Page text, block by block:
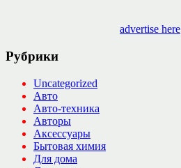
advertise here
Рубрики
Uncategorized
Авто
Авто-техника
Авторы
Аксессуары
Бытовая химия
Для дома